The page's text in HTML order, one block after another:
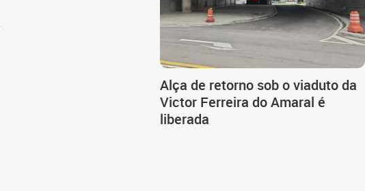
Alça de retorno sob o viaduto da
Victor Ferreira do Amaral é
liberada